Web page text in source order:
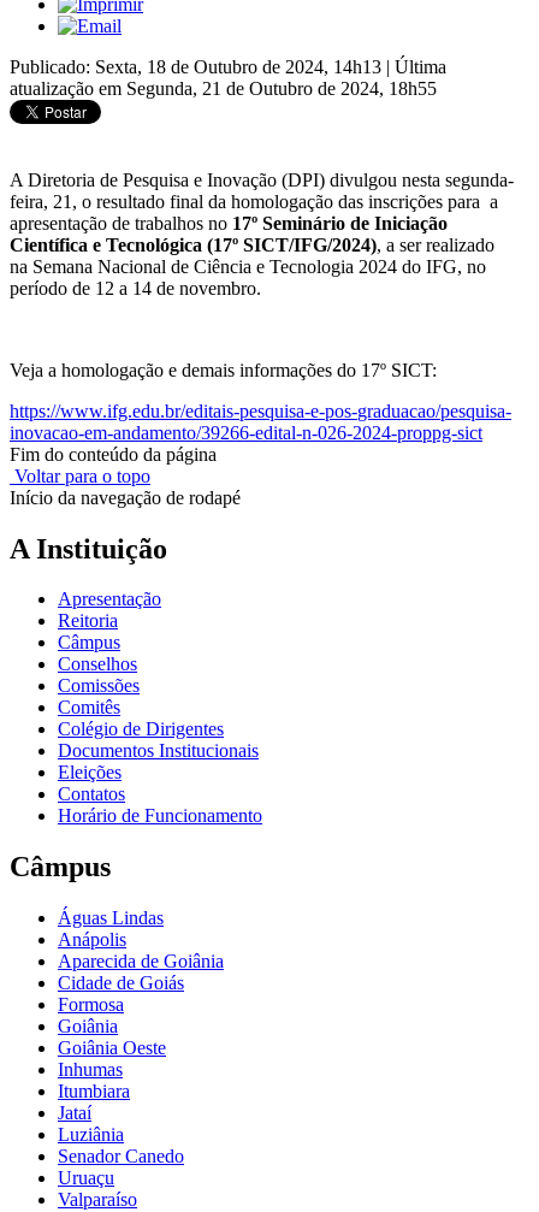
Publicado: Sexta, 18 de Outubro de 2024, 14h13 | Última
atualização em Segunda, 21 de Outubro de 2024, 18h55
A Diretoria de Pesquisa e Inovação (DPI) divulgou nesta segunda-
feira, 21, o resultado final da homologação das inscrições para a
apresentação de trabalhos no 17º Seminário de Iniciação
Científica e Tecnológica (17º SICT/IFG/2024), a ser realizado
na Semana Nacional de Ciência e Tecnologia 2024 do IFG, no
período de 12 a 14 de novembro.
Veja a homologação e demais informações do 17º SICT:
https://www.ifg.edu.br/editais-pesquisa-e-pos-graduacao/pesquisa-
inovacao-em-andamento/39266-edital-n-026-2024-proppg-sict
Fim do conteúdo da página
Voltar para o topo
Início da navegação de rodapé
A Instituição
Apresentação
Reitoria
Câmpus
Conselhos
Comissões
Comitês
Colégio de Dirigentes
Documentos Institucionais
Eleições
Contatos
Horário de Funcionamento
Câmpus
Águas Lindas
Anápolis
Aparecida de Goiânia
Cidade de Goiás
Formosa
Goiânia
Goiânia Oeste
Inhumas
Itumbiara
Jataí
Luziânia
Senador Canedo
Uruaçu
Valparaíso